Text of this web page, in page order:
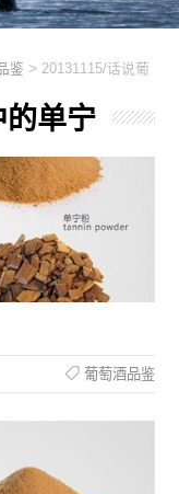
鉴 > 20131115/话说葡
的单宁
葡萄酒品鉴